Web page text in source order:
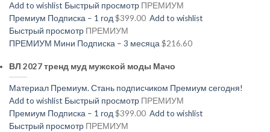
Add to wishlist Быстрый просмотр ПРЕМИУМ
Премиум Подписка – 1 год$399.00 Add to wishlist
Быстрый просмотр ПРЕМИУМ
ПРЕМИУМ Мини Подписка – 3 месяца$216.60
ВЛ 2027 тренд муд мужской моды Мачо
Материал Премиум. Стань подписчиком Премиум сегодня!
Add to wishlist Быстрый просмотр ПРЕМИУМ
Премиум Подписка – 1 год$399.00 Add to wishlist
Быстрый просмотр ПРЕМИУМ